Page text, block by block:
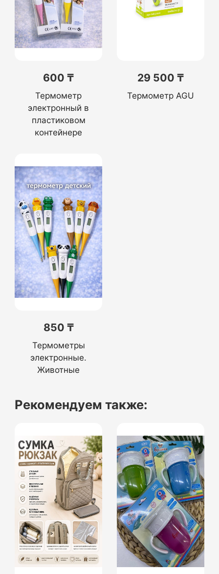
600 ₸
Термометр
электронный в
пластиковом
контейнере
29 500 ₸
Термометр AGU
850 ₸
Термометры
электронные.
Животные
Рекомендуем также: